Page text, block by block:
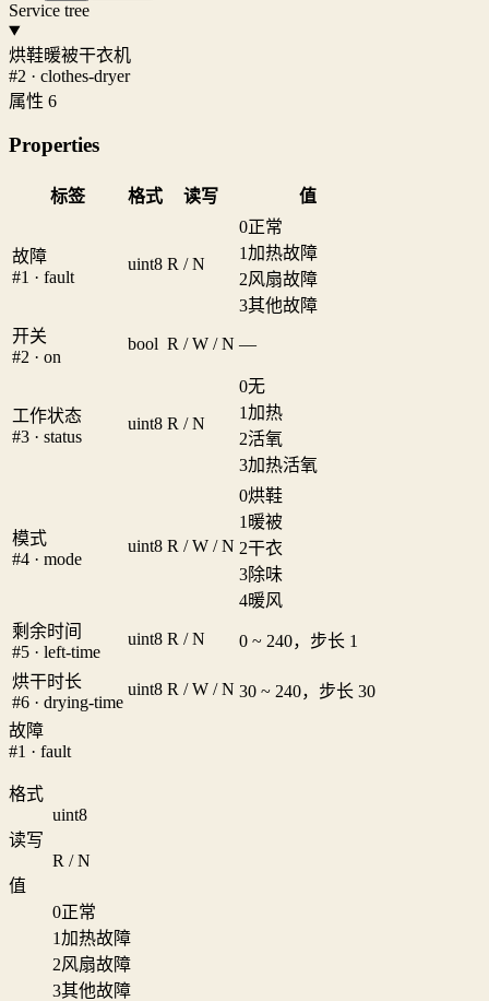
Service tree
烘鞋暖被干衣机
#2 · clothes-dryer
属性 6
Properties
标签 格式 读写 值
故障
#1 · fault
uint8 R / N
0正常
1加热故障
2风扇故障
3其他故障
开关
#2 · on
bool R / W / N —
工作状态
#3 · status
uint8 R / N
0无
1加热
2活氧
3加热活氧
模式
#4 · mode
uint8 R / W / N
0烘鞋
1 暖被
2干衣
3除味
4暖风
剩余时间
#5 · left-time
uint8 R / N 0 ~ 240，步长 1
烘干时长
#6 · drying-time
uint8 R / W / N 30 ~ 240，步长 30
故障
#1 · fault
格式
uint8
读写
R / N
值
0正常
1加热故障
2风扇故障
3其他故障